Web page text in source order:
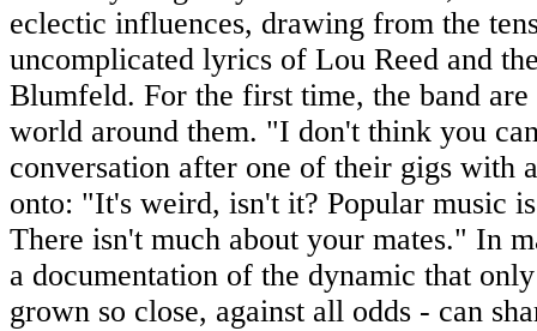
eclectic influences, drawing from the
uncomplicated lyrics of Lou Reed and
Blumfeld. For the first time, the band
world around them. "I don't think you
conversation after one of their gigs with
onto: "It's weird, isn't it? Popular music
There isn't much about your mates." In
a documentation of the dynamic that
grown so close, against all odds - can